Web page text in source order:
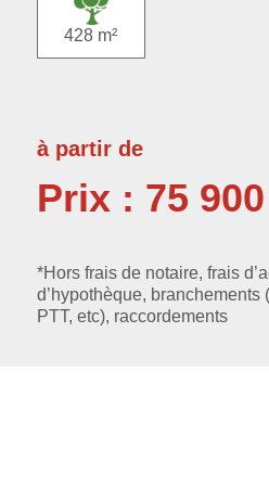
428 m²
à partir de
Prix : 75
*Hors frais de notaire, frais
d’hypothèque, branchements
PTT, etc), raccordements